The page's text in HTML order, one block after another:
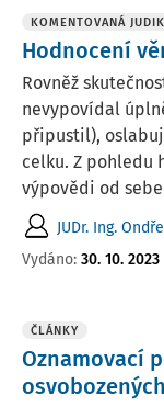
KOMENTOVANÁ
Hodnocení
Rovněž
nevypovídal
připustil),
celku. Z pohledu
výpovědi od
JUDr. Ing.
Vydáno: 30. 10. 2023
ČLÁNKY
Oznamovací